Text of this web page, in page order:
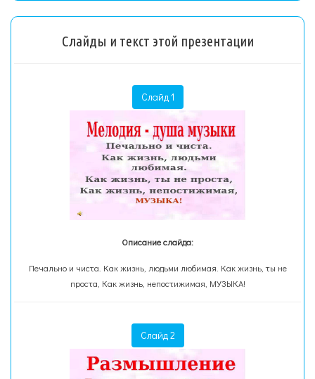
Слайды и текст этой презентации
Слайд 1
Описание слайда:
Печально и чиста. Как жизнь, людьми любимая. Как жизнь, ты не
проста, Как жизнь, непостижимая, МУЗЫКА!
Слайд 2